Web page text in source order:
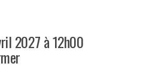
2027 à 12h00